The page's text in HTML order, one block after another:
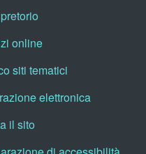
online
siti tematici
elettronica
il sito